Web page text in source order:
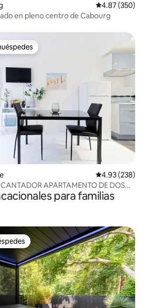
Calificación
4.87 (350)
en pleno centro de Cabourg
preferido
Calificación
4.93 (238)
APARTAMENTO DE DOS
para familias